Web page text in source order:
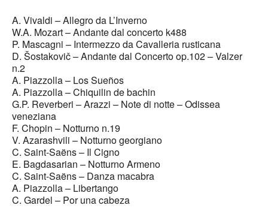
A. Vivaldi – Allegro da L’Inverno
W.A. Mozart – Andante dal concerto k488
P. Mascagni – Intermezzo da Cavalleria rusticana
D. Šostakovič – Andante dal Concerto op.102 – Valzer
n.2
A. Piazzolla – Los Sueños
A. Piazzolla – Chiquilin de bachin
G.P. Reverberi – Arazzi – Note di notte – Odissea
veneziana
F. Chopin – Notturno n.19
V. Azarashvili – Notturno georgiano
C. Saint-Saëns – Il Cigno
E. Bagdasarian – Notturno Armeno
C. Saint-Saëns – Danza macabra
A. Piazzolla – Libertango
C. Gardel – Por una cabeza